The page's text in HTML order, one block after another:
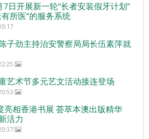
日开展新一轮“长者安装假牙计划”
所医”的服务系统
子劲主持治安警察局局长伍素萍就
艺术节多元艺文活动接连登场
亮相香港书展 荟萃本澳出版精华
活力